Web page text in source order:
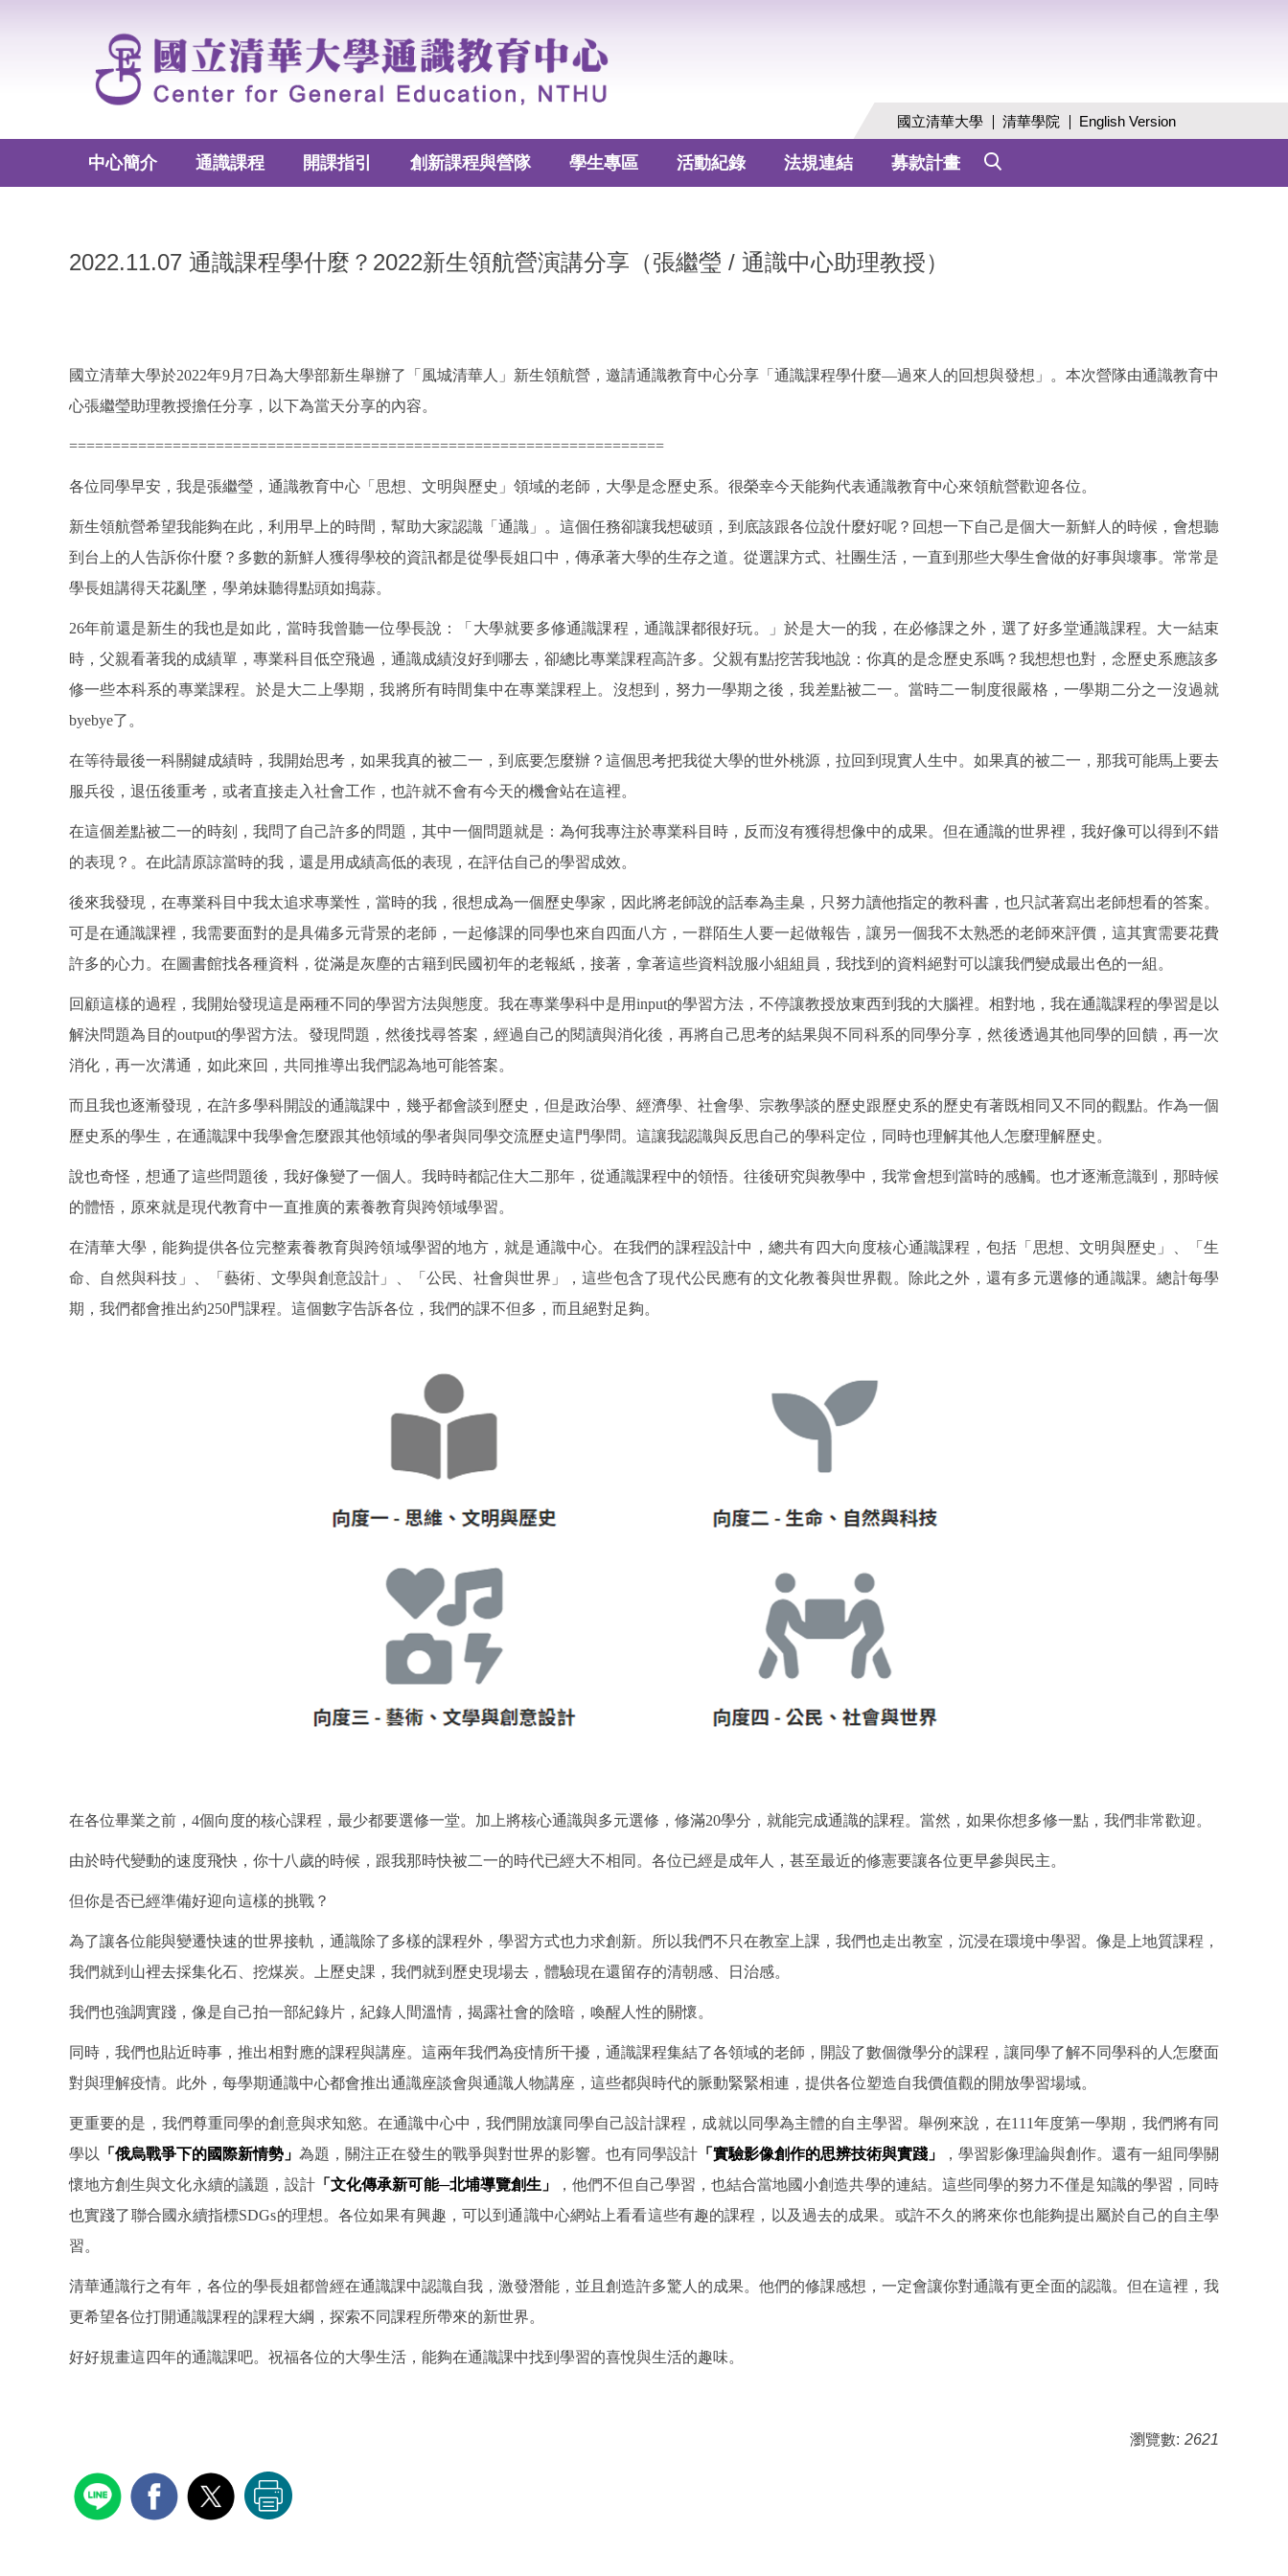
國立清華大學 清華學院 English Version
中心簡介 通識課程 開課指引 創新課程與營隊 學生專區 活動紀錄 法規連結 募款計畫
2022.11.07 通識課程學什麼？2022新生領航營演講分享（張繼瑩 / 通識中心助理教授）
國立清華大學於2022年9月7日為大學部新生舉辦了「風城清華人」新生領航營，邀請通識教育中心分享「通識課程學什麼—過來人的回想與發想」。本次營隊由通識教育中
心張繼瑩助理教授擔任分享，以下為當天分享的內容。
=====================================================================
各位同學早安，我是張繼瑩，通識教育中心「思想、文明與歷史」領域的老師，大學是念歷史系。很榮幸今天能夠代表通識教育中心來領航營歡迎各位。
新生領航營希望我能夠在此，利用早上的時間，幫助大家認識「通識」。這個任務卻讓我想破頭，到底該跟各位說什麼好呢？回想一下自己是個大一新鮮人的時候，會想聽
到台上的人告訴你什麼？多數的新鮮人獲得學校的資訊都是從學長姐口中，傳承著大學的生存之道。從選課方式、社團生活，一直到那些大學生會做的好事與壞事。常常是
學長姐講得天花亂墜，學弟妹聽得點頭如搗蒜。
26年前還是新生的我也是如此，當時我曾聽一位學長說：「大學就要多修通識課程，通識課都很好玩。」於是大一的我，在必修課之外，選了好多堂通識課程。大一結束
時，父親看著我的成績單，專業科目低空飛過，通識成績沒好到哪去，卻總比專業課程高許多。父親有點挖苦我地說：你真的是念歷史系嗎？我想想也對，念歷史系應該多
修一些本科系的專業課程。於是大二上學期，我將所有時間集中在專業課程上。沒想到，努力一學期之後，我差點被二一。當時二一制度很嚴格，一學期二分之一沒過就
byebye了。
在等待最後一科關鍵成績時，我開始思考，如果我真的被二一，到底要怎麼辦？這個思考把我從大學的世外桃源，拉回到現實人生中。如果真的被二一，那我可能馬上要去
服兵役，退伍後重考，或者直接走入社會工作，也許就不會有今天的機會站在這裡。
在這個差點被二一的時刻，我問了自己許多的問題，其中一個問題就是：為何我專注於專業科目時，反而沒有獲得想像中的成果。但在通識的世界裡，我好像可以得到不錯
的表現？。在此請原諒當時的我，還是用成績高低的表現，在評估自己的學習成效。
後來我發現，在專業科目中我太追求專業性，當時的我，很想成為一個歷史學家，因此將老師說的話奉為圭臬，只努力讀他指定的教科書，也只試著寫出老師想看的答案。
可是在通識課裡，我需要面對的是具備多元背景的老師，一起修課的同學也來自四面八方，一群陌生人要一起做報告，讓另一個我不太熟悉的老師來評價，這其實需要花費
許多的心力。在圖書館找各種資料，從滿是灰塵的古籍到民國初年的老報紙，接著，拿著這些資料說服小組組員，我找到的資料絕對可以讓我們變成最出色的一組。
回顧這樣的過程，我開始發現這是兩種不同的學習方法與態度。我在專業學科中是用input的學習方法，不停讓教授放東西到我的大腦裡。相對地，我在通識課程的學習是以
解決問題為目的output的學習方法。發現問題，然後找尋答案，經過自己的閱讀與消化後，再將自己思考的結果與不同科系的同學分享，然後透過其他同學的回饋，再一次
消化，再一次溝通，如此來回，共同推導出我們認為地可能答案。
而且我也逐漸發現，在許多學科開設的通識課中，幾乎都會談到歷史，但是政治學、經濟學、社會學、宗教學談的歷史跟歷史系的歷史有著既相同又不同的觀點。作為一個
歷史系的學生，在通識課中我學會怎麼跟其他領域的學者與同學交流歷史這門學問。這讓我認識與反思自己的學科定位，同時也理解其他人怎麼理解歷史。
說也奇怪，想通了這些問題後，我好像變了一個人。我時時都記住大二那年，從通識課程中的領悟。往後研究與教學中，我常會想到當時的感觸。也才逐漸意識到，那時候
的體悟，原來就是現代教育中一直推廣的素養教育與跨領域學習。
在清華大學，能夠提供各位完整素養教育與跨領域學習的地方，就是通識中心。在我們的課程設計中，總共有四大向度核心通識課程，包括「思想、文明與歷史」、「生
命、自然與科技」、「藝術、文學與創意設計」、「公民、社會與世界」，這些包含了現代公民應有的文化教養與世界觀。除此之外，還有多元選修的通識課。總計每學
期，我們都會推出約250門課程。這個數字告訴各位，我們的課不但多，而且絕對足夠。
在各位畢業之前，4個向度的核心課程，最少都要選修一堂。加上將核心通識與多元選修，修滿20學分，就能完成通識的課程。當然，如果你想多修一點，我們非常歡迎。
由於時代變動的速度飛快，你十八歲的時候，跟我那時快被二一的時代已經大不相同。各位已經是成年人，甚至最近的修憲要讓各位更早參與民主。
但你是否已經準備好迎向這樣的挑戰？
為了讓各位能與變遷快速的世界接軌，通識除了多樣的課程外，學習方式也力求創新。所以我們不只在教室上課，我們也走出教室，沉浸在環境中學習。像是上地質課程，
我們就到山裡去採集化石、挖煤炭。上歷史課，我們就到歷史現場去，體驗現在還留存的清朝感、日治感。
我們也強調實踐，像是自己拍一部紀錄片，紀錄人間溫情，揭露社會的陰暗，喚醒人性的關懷。
同時，我們也貼近時事，推出相對應的課程與講座。這兩年我們為疫情所干擾，通識課程集結了各領域的老師，開設了數個微學分的課程，讓同學了解不同學科的人怎麼面
對與理解疫情。此外，每學期通識中心都會推出通識座談會與通識人物講座，這些都與時代的脈動緊緊相連，提供各位塑造自我價值觀的開放學習場域。
更重要的是，我們尊重同學的創意與求知慾。在通識中心中，我們開放讓同學自己設計課程，成就以同學為主體的自主學習。舉例來說，在111年度第一學期，我們將有同
學以
「俄烏戰爭下的國際新情勢」 為題，關注正在發生的戰爭與對世界的影響。也有同學設計 「實驗影像創作的思辨技術與實踐」
，學習影像理論與創作。還有一組同學關
懷地方創生與文化永續的議題，設計 「文化傳承新可能─北埔導覽創生」
，他們不但自己學習，也結合當地國小創造共學的連結。這些同學的努力不僅是知識的學習，同時
也實踐了聯合國永續指標SDGs的理想。各位如果有興趣，可以到通識中心網站上看看這些有趣的課程，以及過去的成果。或許不久的將來你也能夠提出屬於自己的自主學
習。
清華通識行之有年，各位的學長姐都曾經在通識課中認識自我，激發潛能，並且創造許多驚人的成果。他們的修課感想，一定會讓你對通識有更全面的認識。但在這裡，我
更希望各位打開通識課程的課程大綱，探索不同課程所帶來的新世界。
好好規畫這四年的通識課吧。祝福各位的大學生活，能夠在通識課中找到學習的喜悅與生活的趣味。
瀏覽數: 2621